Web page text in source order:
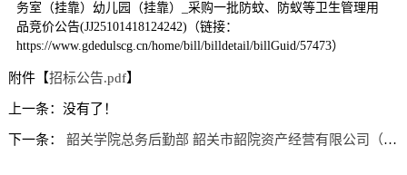
务室（挂靠）幼儿园（挂靠）_采购一批防蚊、防蚁等卫生管理用
品竞价公告(JJ25101418124242)（链接：
https://www.gdedulscg.cn/home/bill/billdetail/billGuid/57473）
附件【招标公告.pdf】
上一条：没有了！
下一条： 韶关学院总务后勤部 韶关市韶院资产经营有限公司（挂靠）医务室（挂靠）幼儿园（挂靠）_采购一批防蚊、防蚁等卫生管理用品 竞价公告(JJ25101418124242)